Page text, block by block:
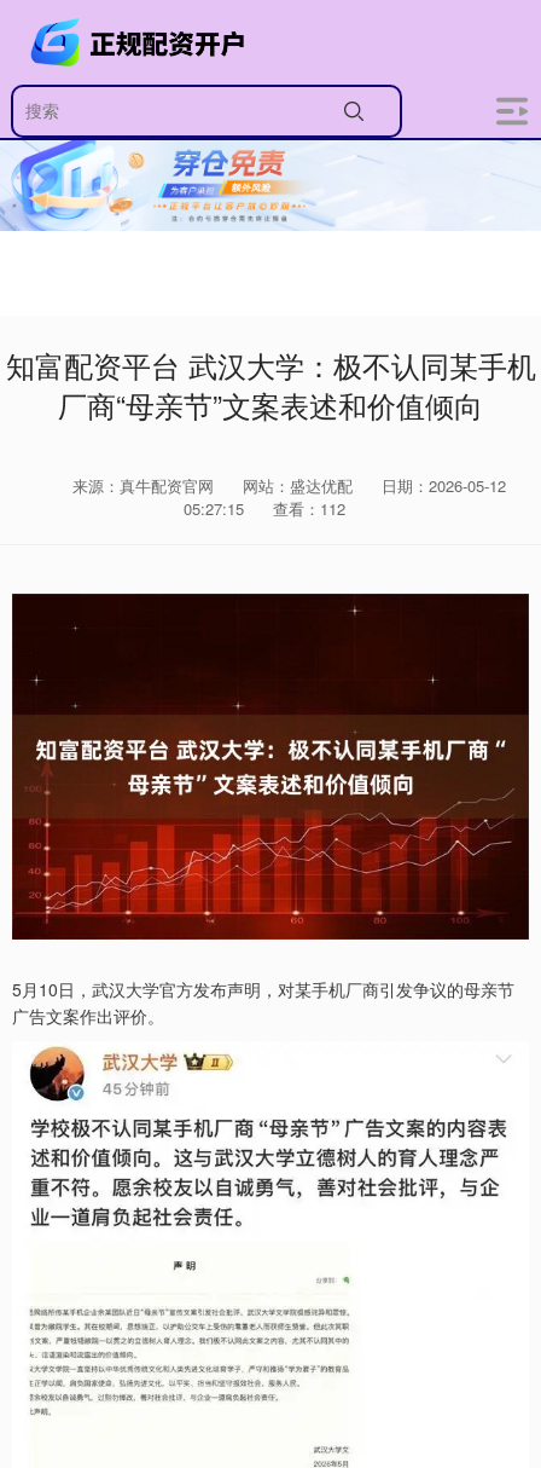
知富配资平台 武汉大学：极不认同某手机
厂商“母亲节”文案表述和价值倾向
来源：真牛配资官网 网站：盛达优配
日期：2026-05-12
05:27:15
查看：112
5月10日，武汉大学官方发布声明，对某手机厂商引发争议的母亲节
广告文案作出评价。